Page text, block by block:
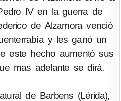
IV en la guerra de
de Alzamora venció
y les ganó un
este hecho aumentó sus
mas adelante se dirá.
de Barbens (Lérida),